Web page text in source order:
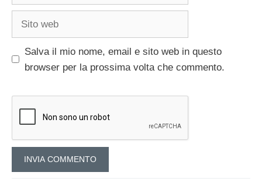
Salva il mio nome, email e sito web in questo
browser per la prossima volta che commento.